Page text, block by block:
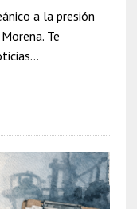
a la presión
Te